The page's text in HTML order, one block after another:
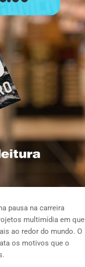
pausa na carreira
multimídia em que
ao redor do mundo. O
os motivos que o